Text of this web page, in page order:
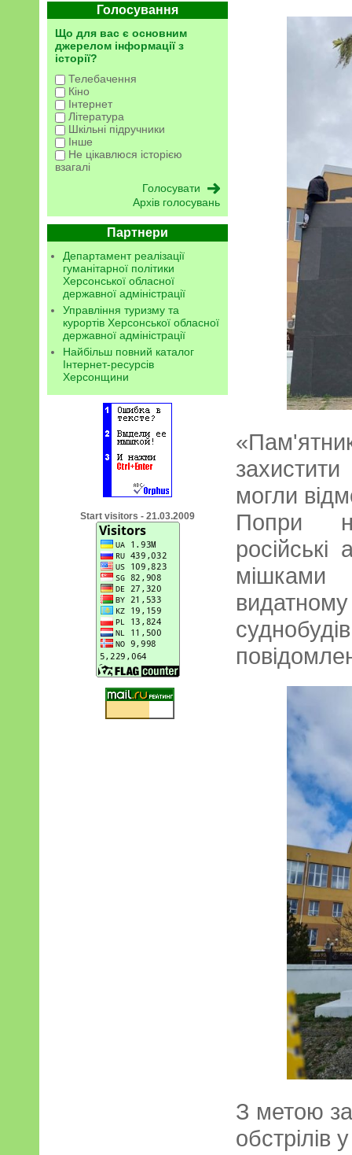
Голосування
Що для вас є основним
джерелом інформації з
історії?
Телебачення
Кіно
Інтернет
Література
Шкільні підручники
Інше
Не цікавлюся історією
взагалі
Архів голосувань
Партнери
Департамент реалізації
гуманітарної політики
Херсонської обласної
державної адміністрації
Управління туризму та
курортів Херсонської обласної
державної адміністрації
Найбільш повний каталог
Інтернет-ресурсів
Херсонщини
Start visitors - 21.03.2009
могли
Попри
російські
мішками
З метою
обстрілів